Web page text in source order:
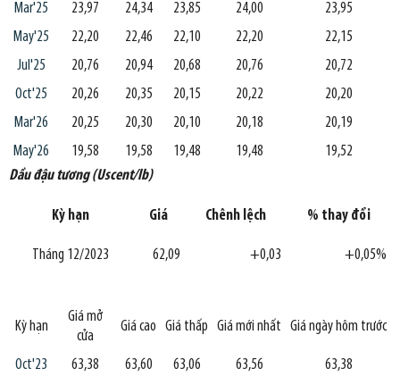
Mar'25 23,97 24,34 23,85 24,00
23,95
May'25
22,20 22,46 22,10 22,20
22,15
Jul'25
20,76 20,94 20,68 20,76
20,72
Oct'25
20,26 20,35 20,15 20,22
20,20
Mar'26
20,25 20,30 20,10 20,18
20,19
May'26
19,58 19,58 19,48 19,48
19,52
Dầu đậu tương (Uscent/lb)
Kỳ hạn Giá Chênh lệch % thay đổi
Tháng 12/2023 62,09 +0,03 +0,05%
Kỳ hạn
Giá mở
cửa
Giá cao Giá thấp Giá mới nhất Giá ngày hôm trước
Oct'23 63,38 63,60 63,06 63,56
63,38